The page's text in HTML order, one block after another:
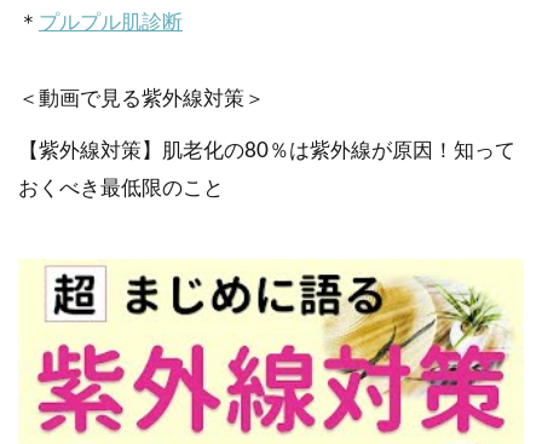
＊ プルプル肌診断
＜動画で見る紫外線対策＞
【紫外線対策】肌老化の80％は紫外線が原因！知って
おくべき最低限のこと